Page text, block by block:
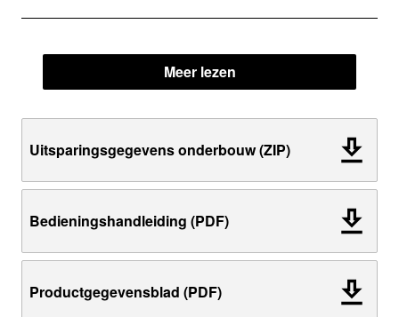
Meer lezen
Uitsparingsgegevens onderbouw (ZIP)
Bedieningshandleiding (PDF)
Productgegevensblad (PDF)